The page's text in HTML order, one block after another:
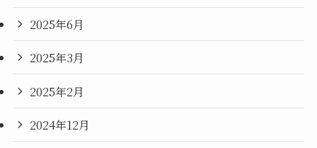
2025年6月
2025年3月
2025年2月
2024年12月